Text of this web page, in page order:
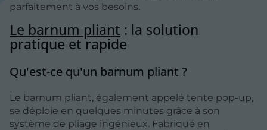
parfaitement à vos besoins.
Le barnum pliant : la solution
pratique et rapide
Qu'est-ce qu'un barnum pliant ?
Le barnum pliant, également appelé tente pop-up,
se déploie en quelques minutes grâce à son
système de pliage ingénieux. Fabriqué en